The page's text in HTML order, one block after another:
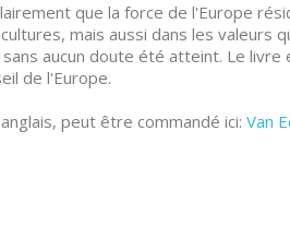
que la force de l'Europe
mais aussi dans les
aucun doute été atteint. Le
de l'Europe.
peut être commandé ici: Van